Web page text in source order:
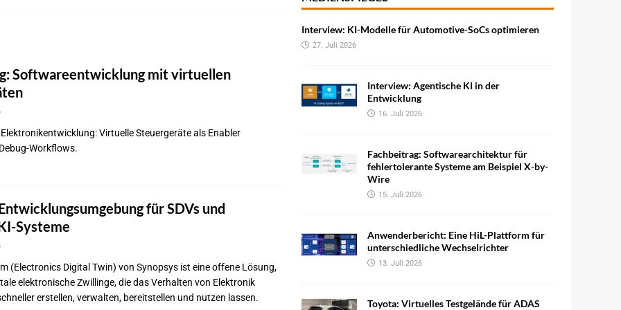
bei Pkw-Neuzulassungen in Deutschland im Juli 2026 BRANCHEN-
autonome Uber-Fahrten in London
in der EMEA-Region neu BRANCHEN-NEWS
KI-Workflows für die Cybersecurity-Validierung
Softwareentwicklung mit virtuellen
Virtuelle Steuergeräte als Enabler
Workflows.
für SDVs und
Systeme
(Electronics Digital Twin) von Synopsys ist eine offene Lösung,
elektronische Zwillinge, die das Verhalten von Elektronik
erstellen, verwalten, bereitstellen und nutzen lassen.
Interview: KI-Modelle für Automotive-SoCs optimieren
27. Juli 2026
Interview: Agentische KI in der
Entwicklung
16. Juli 2026
Fachbeitrag: Softwarearchitektur für
fehlertolerante Systeme am Beispiel X-by-
Wire
15. Juli 2026
Anwenderbericht: Eine HiL-Plattform für
unterschiedliche Wechselrichter
13. Juli 2026
Toyota: Virtuelles Testgelände für ADAS